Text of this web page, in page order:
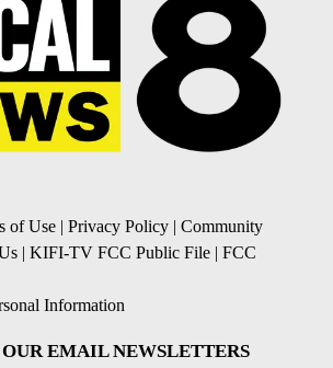
of Use | Privacy Policy | Community
| KIFI-TV FCC Public File | FCC
Information
OUR EMAIL NEWSLETTERS